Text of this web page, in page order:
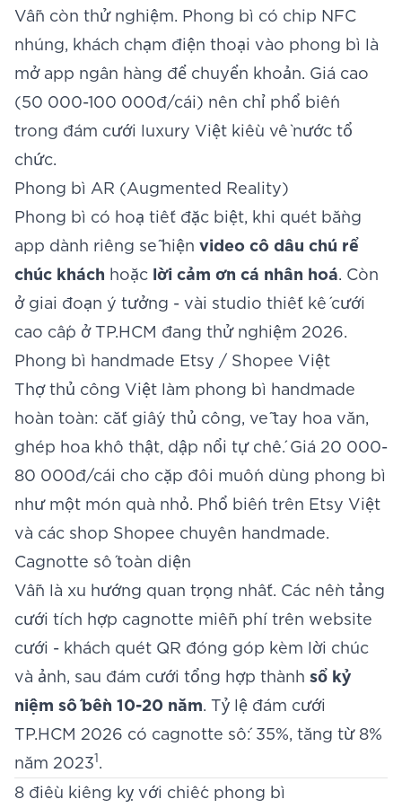
Vẫn còn thử nghiệm. Phong bì có chip NFC
nhúng, khách chạm điện thoại vào phong bì là
mở app ngân hàng để chuyển khoản. Giá cao
(50 000-100 000đ/cái) nên chỉ phổ biến
trong đám cưới luxury Việt kiều về nước tổ
chức.
Phong bì AR (Augmented Reality)
Phong bì có hoạ tiết đặc biệt, khi quét bằng
app dành riêng sẽ hiện video cô dâu chú rể
chúc khách hoặc lời cảm ơn cá nhân hoá. Còn
ở giai đoạn ý tưởng - vài studio thiết kế cưới
cao cấp ở TP.HCM đang thử nghiệm 2026.
Phong bì handmade Etsy / Shopee Việt
Thợ thủ công Việt làm phong bì handmade
hoàn toàn: cắt giấy thủ công, vẽ tay hoa văn,
ghép hoa khô thật, dập nổi tự chế. Giá 20 000-
80 000đ/cái cho cặp đôi muốn dùng phong bì
như một món quà nhỏ. Phổ biến trên Etsy Việt
và các shop Shopee chuyên handmade.
Cagnotte số toàn diện
Vẫn là xu hướng quan trọng nhất. Các nền tảng
cưới tích hợp cagnotte miễn phí trên website
cưới - khách quét QR đóng góp kèm lời chúc
và ảnh, sau đám cưới tổng hợp thành sổ kỷ
niệm số bền 10-20 năm. Tỷ lệ đám cưới
TP.HCM 2026 có cagnotte số: 35%, tăng từ 8%
năm 20231.
8 điều kiêng kỵ với chiếc phong bì